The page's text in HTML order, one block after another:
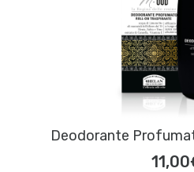
Deodorante